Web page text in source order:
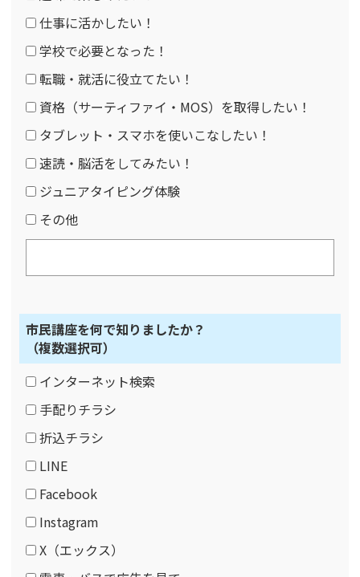
仕事に活かしたい！
学校で必要となった！
転職・就活に役立てたい！
資格（サーティファイ・MOS）を取得したい！
タブレット・スマホを使いこなしたい！
速読・脳活をしてみたい！
ジュニアタイピング体験
その他
市民講座を何で知りましたか？
（複数選択可）
インターネット検索
手配りチラシ
折込チラシ
LINE
Facebook
Instagram
X（エックス）